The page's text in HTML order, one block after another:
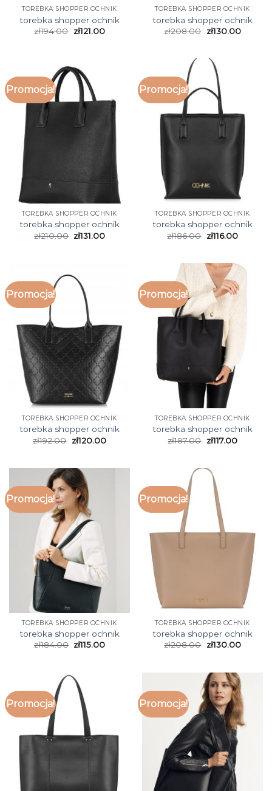
TOREBKA SHOPPER OCHNIK
torebka shopper ochnik
zł194.00 zł121.00
TOREBKA SHOPPER OCHNIK
torebka shopper ochnik
zł208.00 zł130.00
Promocja!
TOREBKA SHOPPER OCHNIK
torebka shopper ochnik
zł210.00 zł131.00
Promocja!
TOREBKA SHOPPER OCHNIK
torebka shopper ochnik
zł186.00 zł116.00
Promocja!
TOREBKA SHOPPER OCHNIK
torebka shopper ochnik
zł192.00 zł120.00
Promocja!
TOREBKA SHOPPER OCHNIK
torebka shopper ochnik
zł187.00 zł117.00
Promocja!
TOREBKA SHOPPER OCHNIK
torebka shopper ochnik
zł184.00 zł115.00
Promocja!
TOREBKA SHOPPER OCHNIK
torebka shopper ochnik
zł208.00 zł130.00
Promocja! Promocja!